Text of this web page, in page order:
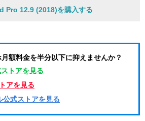
Pro 12.9 (2018)を購入する
額料金を半分以下に抑えませんか？
トアを見る
アを見る
式ストアを見る